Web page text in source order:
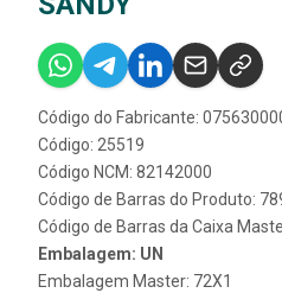
Código do Fabricante:
Código: 25519
Código NCM: 82142000
Código de Barras do Produto:
Código de Barras da Caixa
Embalagem: UN
Embalagem Master: 72X1